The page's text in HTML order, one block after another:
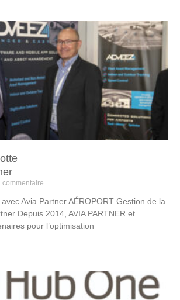
commentaire
Avia Partner AÉROPORT Gestion de la
Depuis 2014, AVIA PARTNER et
pour l’optimisation